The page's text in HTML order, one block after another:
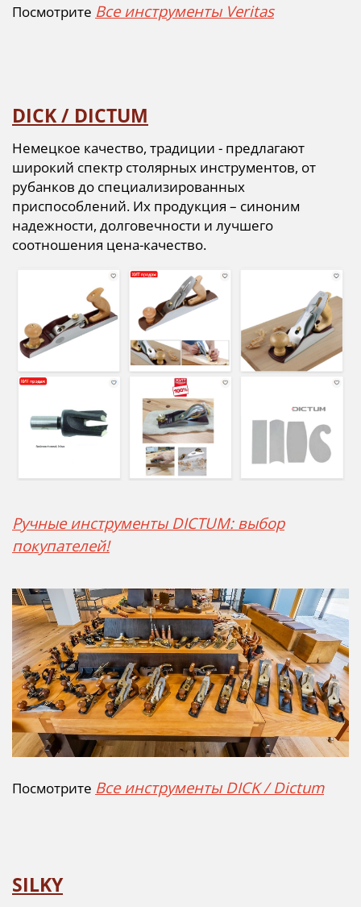
Посмотрите Все инструменты Veritas
DICK / DICTUM
Немецкое качество, традиции - предлагают
широкий спектр столярных инструментов, от
рубанков до специализированных
приспособлений. Их продукция – синоним
надежности, долговечности и лучшего
соотношения цена-качество.
Ручные инструменты DICTUM: выбор
покупателей!
Посмотрите Все инструменты DICK / Dictum
SILKY